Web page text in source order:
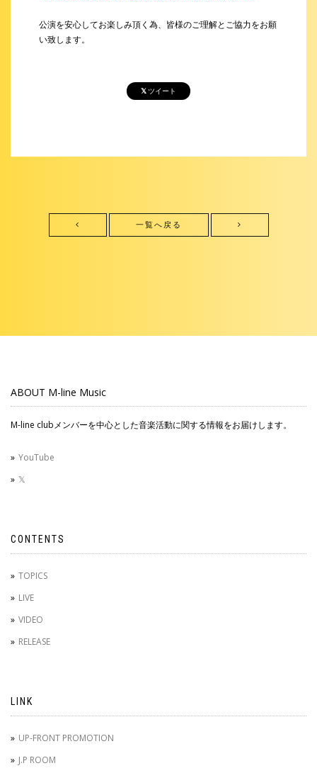
公演を安心してお楽しみ頂く為、皆様のご理解とご協力をお願
い致します。
ツイート
一覧へ戻る
ABOUT M-line Music
M-line clubメンバーを中心とした音楽活動に関する情報をお届けします。
YouTube
𝕏
CONTENTS
TOPICS
LIVE
VIDEO
RELEASE
LINK
UP-FRONT PROMOTION
J.P ROOM